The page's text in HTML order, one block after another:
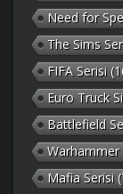
Need for
The Sims
FIFA Serisi
Euro Truck
Battlefield
Warhammer
Mafia Serisi